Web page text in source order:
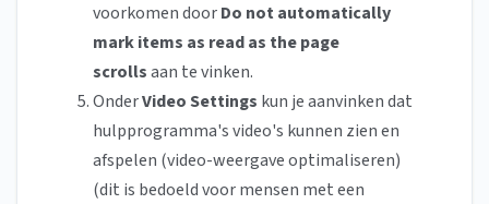
voorkomen doorDo not automatically
mark items as read as the page
scrollsaan te vinken.
OnderVideo Settings kun je aanvinken dat
hulpprogramma's video's kunnen zien en
afspelen (video-weergave optimaliseren)
(dit is bedoeld voor mensen met een